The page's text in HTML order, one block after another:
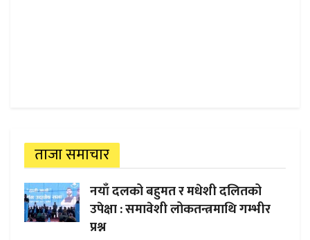
ताजा समाचार
नयाँ दलको बहुमत र मधेशी दलितको
उपेक्षा : समावेशी लोकतन्त्रमाथि गम्भीर
प्रश्न